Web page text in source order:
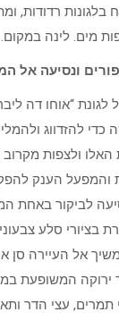
רדודות,
מים. לינה במקום.
לגונת “אוחו דה
כדי להזדווג
ולצפות מקרוב
והמפעל הענק
לביקור באחת
בציורי סלע
אל העיירה סן
ירוקה המשופעת
עצי הדר